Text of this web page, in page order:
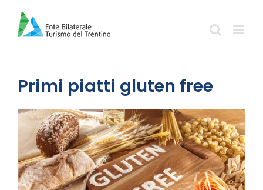
contenuto
Primi piatti gluten free